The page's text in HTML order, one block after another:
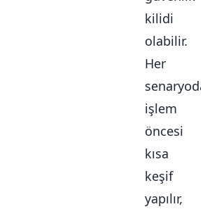
kilidi
olabilir.
Her
işlem
öncesi
kısa
keşif
yapılır,